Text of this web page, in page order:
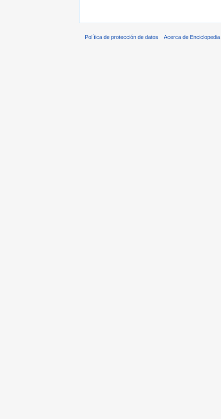
Política de protección de datos Acerca de